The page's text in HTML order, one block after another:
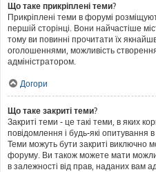
Що таке прикріплені теми?
Прикріплені теми в форумі
першій сторінці. Вони найчастіше
тому ви повинні прочитати їх
оголошеннями, можливість
адміністратором.
Догори
Що таке закриті теми?
Закриті теми - це такі теми, в яких
повідомлення і будь-які
Теми можуть бути закриті виключно
форуму. Ви також можете мати
в залежності від прав, наданих вам